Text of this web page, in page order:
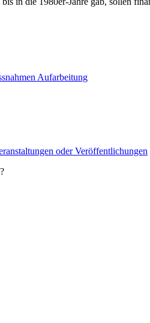
Aufarbeitung
oder Veröffentlichungen